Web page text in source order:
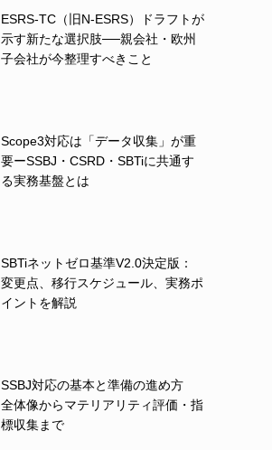
ESRS-TC（旧N-ESRS）ドラフトが
示す新たな選択肢──親会社・欧州
子会社が今整理すべきこと
Scope3対応は「データ収集」が重
要ーSSBJ・CSRD・SBTiに共通す
る実務基盤とは
SBTiネットゼロ基準V2.0決定版：
変更点、移行スケジュール、実務ポ
イントを解説
SSBJ対応の基本と準備の進め方
全体像からマテリアリティ評価・指
標収集まで